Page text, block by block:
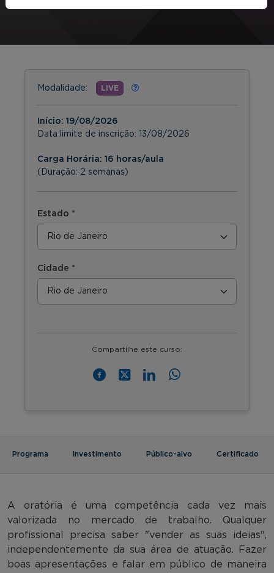
Modalidade: LIVE
Início: 19/08/2026
Data limite de inscrição: 13/08/2026
Carga Horária: 16 horas/aula
(Duração: 2 semanas)
Estado *
Cidade *
Compartilhe este curso:
Programa Investimento Público-alvo Certificado
A oratória é uma competência cada vez mais
valorizada no mercado de trabalho. Qualquer
profissional precisa saber "vender as suas ideias",
independentemente da sua área de atuação. Fazer
boas apresentações e falar em público de maneira